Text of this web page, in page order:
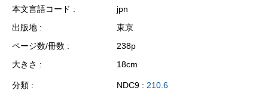
本文言語コード
jpn
出版地
東京
ページ数/冊数
238p
大きさ
18cm
分類 NDC9 : 210.6